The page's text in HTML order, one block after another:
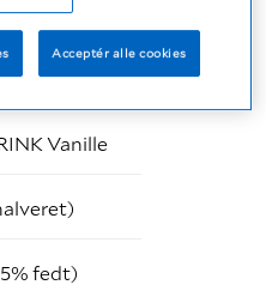
Vanille
fedt)
Acceptér alle cookies